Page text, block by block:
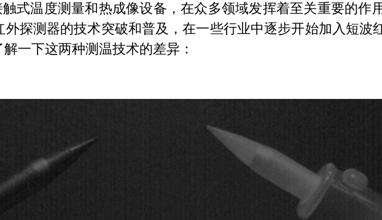
温度测量和热成像设备，在众多领域发挥着至关重要的作
探测器的技术突破和普及，在一些行业中逐步开始加入短波
一下这两种测温技术的差异：